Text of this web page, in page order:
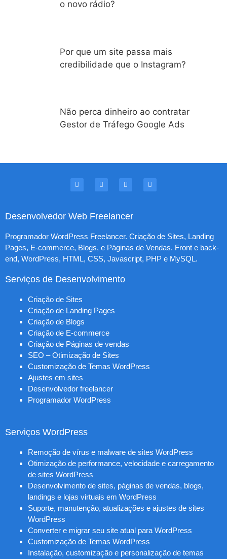
o novo rádio?
Por que um site passa mais
credibilidade que o Instagram?
Não perca dinheiro ao contratar
Gestor de Tráfego Google Ads
Desenvolvedor Web Freelancer
Programador WordPress Freelancer. Criação de Sites, Landing
Pages, E-commerce, Blogs, e Páginas de Vendas. Front e back-
end, WordPress, HTML, CSS, Javascript, PHP e MySQL.
Serviços de Desenvolvimento
Criação de Sites
Criação de Landing Pages
Criação de Blogs
Criação de E-commerce
Criação de Páginas de vendas
SEO – Otimização de Sites
Customização de Temas WordPress
Ajustes em sites
Desenvolvedor freelancer
Programador WordPress
Serviços WordPress
Remoção de vírus e malware de sites WordPress
Otimização de performance, velocidade e carregamento
de sites WordPress
Desenvolvimento de sites, páginas de vendas, blogs,
landings e lojas virtuais em WordPress
Suporte, manutenção, atualizações e ajustes de sites
WordPress
Converter e migrar seu site atual para WordPress
Customização de Temas WordPress
Instalação, customização e personalização de temas